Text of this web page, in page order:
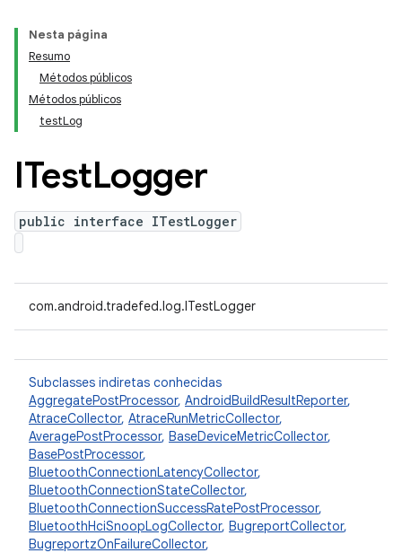
Nesta página
Resumo
Métodos públicos
Métodos públicos
testLog
ITestLogger
public interface ITestLogger
com.android.tradefed.log.ITestLogger
Subclasses indiretas conhecidas
AggregatePostProcessor, AndroidBuildResultReporter,
AtraceCollector, AtraceRunMetricCollector,
AveragePostProcessor, BaseDeviceMetricCollector,
BasePostProcessor,
BluetoothConnectionLatencyCollector,
BluetoothConnectionStateCollector,
BluetoothConnectionSuccessRatePostProcessor,
BluetoothHciSnoopLogCollector, BugreportCollector,
BugreportzOnFailureCollector,